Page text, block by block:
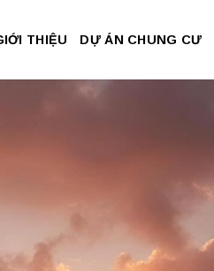
THIỆU DỰ ÁN CHUNG CƯ